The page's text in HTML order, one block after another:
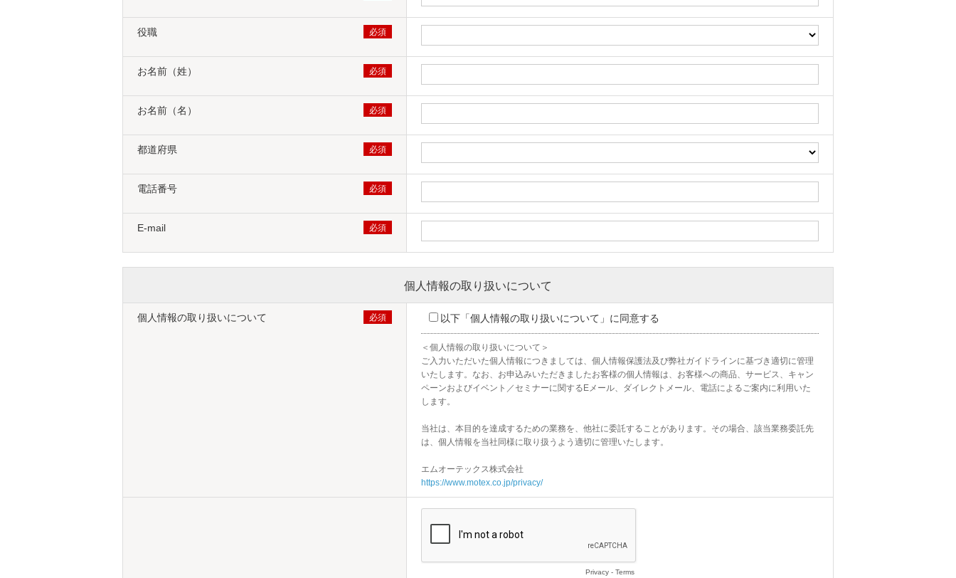
役職
お名前（姓）
お名前（名）
都道府県
電話番号
E-mail
個人情報の取り扱いについて
個人情報の取り扱いについて 以下「個人情報の取り扱いについて」に同意する
＜個人情報の取り扱いについて＞
ご入力いただいた個人情報につきましては、個人情報保護法及び弊社ガイドラインに基づき適切に管理
いたします。なお、お申込みいただきましたお客様の個人情報は、お客様への商品、サービス、キャン
ペーンおよびイベント／セミナーに関するEメール、ダイレクトメール、電話によるご案内に利用いた
します。
当社は、本目的を達成するための業務を、他社に委託することがあります。その場合、該当業務委託先
は、個人情報を当社同様に取り扱うよう適切に管理いたします。
https://www.motex.co.jp/privacy/
Privacy - Terms